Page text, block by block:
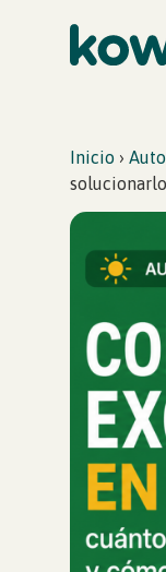
Inicio ›
solucionarlo